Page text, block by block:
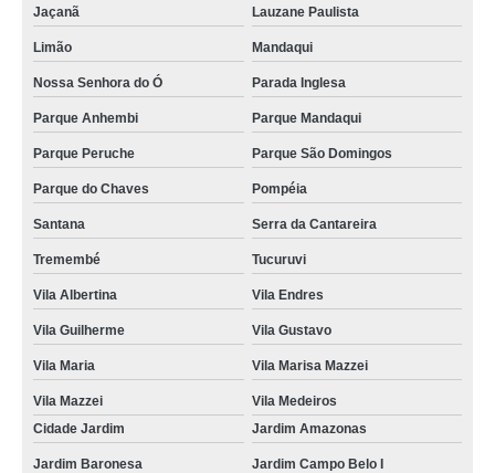
Jaçanã Lauzane Paulista
Limão Mandaqui
Nossa Senhora do Ó Parada Inglesa
Parque Anhembi Parque Mandaqui
Parque Peruche Parque São Domingos
Parque do Chaves Pompéia
Santana Serra da Cantareira
Tremembé Tucuruvi
Vila Albertina Vila Endres
Vila Guilherme Vila Gustavo
Vila Maria Vila Marisa Mazzei
Vila Mazzei
Vila Medeiros
Cidade Jardim
Jardim Amazonas
Jardim Baronesa Jardim Campo Belo I